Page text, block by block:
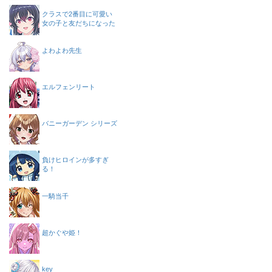
クラスで2番目に可愛い
女の子と友だちになった
よわよわ先生
エルフェンリート
バニーガーデン シリーズ
負けヒロインが多すぎ
る！
一騎当千
超かぐや姫！
key